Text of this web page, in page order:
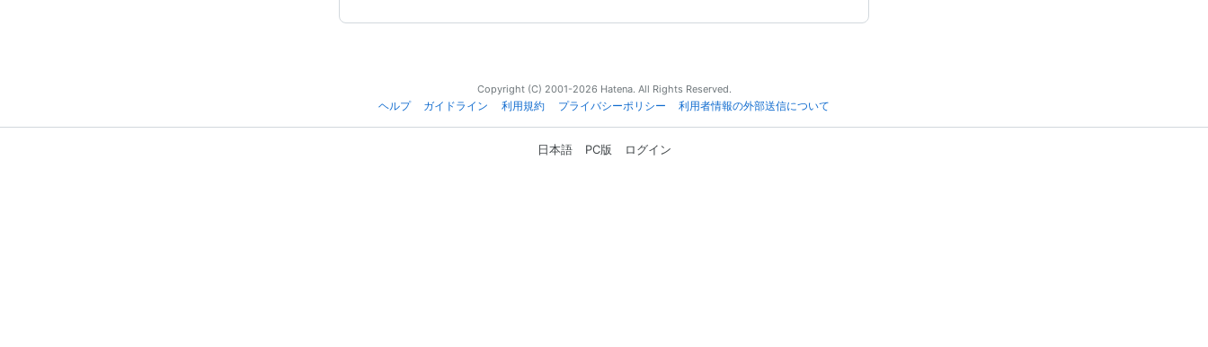
Copyright (C) 2001-2026 Hatena. All Rights Reserved.
ヘルプ
ガイドライン 利用規約 プライバシーポリシー 利用者情報の外部送信について
日本語 PC版 ログイン